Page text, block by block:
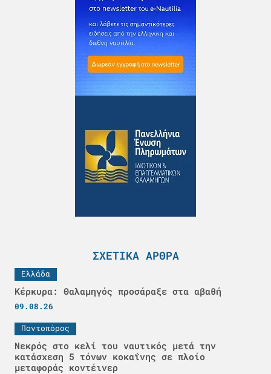
ΣΧΕΤΙΚΆ ΆΡΘΡΑ
Ελλάδα
Κέρκυρα: Θαλαμηγός προσάραξε στα αβαθή
09.08.26
Ποντοπόρος
Νεκρός στο κελί του ναυτικός μετά την
κατάσχεση 5 τόνων κοκαΐνης σε πλοίο
μεταφοράς κοντέινερ